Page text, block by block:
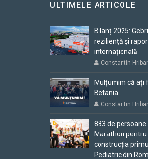
ULTIMELE ARTICOLE
Bilanț 2025:
reziliență și
internațională
Constantin
Mulțumim că ați
Betania
Constantin
883 de
Marathon
construcția
Pediatric din